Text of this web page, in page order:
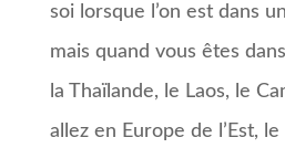
soi lorsque l’on est dans
mais quand vous êtes
la Thaïlande, le Laos, le
allez en Europe de l’Est,